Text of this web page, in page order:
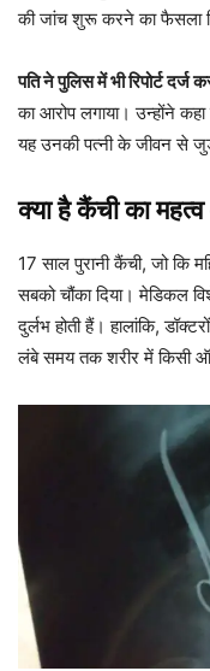
की जांच शुरू करने का फैसला
पति ने पुलिस में भी रिपोर्ट दर्ज
का आरोप लगाया। उन्होंने
यह उनकी पत्नी के जीवन से
क्या है कैंची का
17 साल पुरानी कैंची, जो कि
सबको चौंका दिया। मेडिकल
दुर्लभ होती हैं। हालांकि,
लंबे समय तक शरीर में किसी